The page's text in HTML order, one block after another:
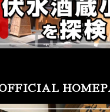
OFFICIAL